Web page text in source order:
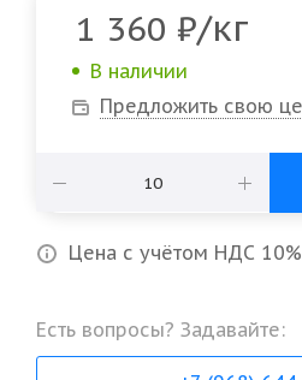
1 360 ₽/кг
В наличии
Предложить свою
Цена с учётом НДС 10%
Есть вопросы? Задавайте: